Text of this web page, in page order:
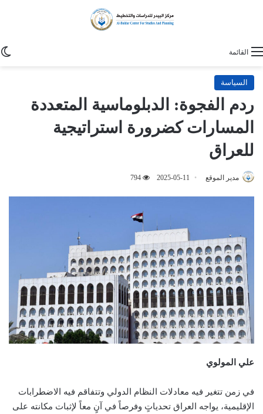
القائمة
السياسة
ردم الفجوة: الدبلوماسية المتعددة
المسارات كضرورة استراتيجية
للعراق
مدير الموقع 2025-05-11
794
علي المولوي
في زمن تتغير فيه معادلات النظام الدولي وتتفاقم فيه الاضطرابات
الإقليمية، يواجه العراق تحدياتٍ وفرصاً في آنٍ معاً لإثبات مكانته على